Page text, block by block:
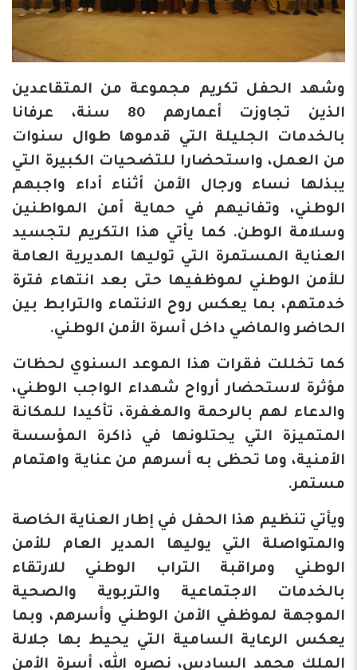
وشهد الحفل تكريم مجموعة من المتقاعدين
الذين تجاوزت أعمارهم 80 سنة، عرفانا
بالخدمات الجليلة التي قدموها طوال سنوات
من العمل، واستحضارا للتضحيات الكبيرة التي
يبذلها نساء ورجال الأمن أثناء أداء واجبهم
الوطني، وتفانيهم في حماية أمن المواطنين
وسلامة الوطن. كما يأتي هذا التكريم لتجسيد
العناية المستمرة التي توليها المديرية العامة
للأمن الوطني لموظفيها حتى بعد انتهاء فترة
خدمتهم، بما يعكس روح الانتماء والترابط بين
الحاضر والماضي داخل أسرة الأمن الوطني.
كما تخللت فقرات هذا الموعد السنوي لحظات
مؤثرة لاستحضار أرواح شهداء الواجب الوطني،
والدعاء لهم بالرحمة والمغفرة، تأكيدا للمكانة
المتميزة التي يحتلونها في ذاكرة المؤسسة
الأمنية، وما تحظى به أسرهم من عناية واهتمام
مستمر.
ويأتي تنظيم هذا الحفل في إطار العناية الخاصة
والمتواصلة التي يوليها المدير العام للأمن
الوطني ومراقبة التراب الوطني للارتقاء
بالخدمات الاجتماعية والتربوية والصحية
الموجهة لموظفي الأمن الوطني وأسرهم، وبما
يعكس الرعاية السامية التي يحيط بها جلالة
الملك محمد السادس، نصره الله، أسرة الأمن